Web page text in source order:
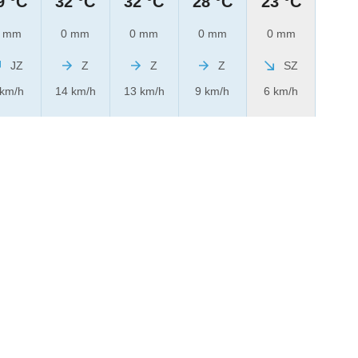
JZ
h
0 mm
Z
14 km/h
0 mm
Z
13 km/h
0 mm
Z
9 km/h
0 mm
SZ
6 km/h